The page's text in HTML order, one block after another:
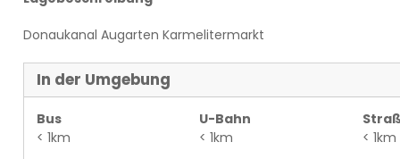
Donaukanal Augarten Karmelitermarkt
In der Umgebung
Bus
< 1km
U-Bahn
< 1km
< 1km